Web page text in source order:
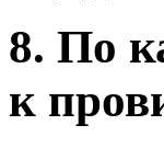
8. По
к